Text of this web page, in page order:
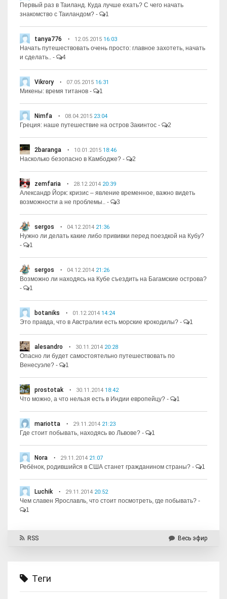
Первый раз в Таиланд. Куда лучше ехать? С чего начать
знакомство с Таиландом? - 1
tanya776 12.05.2015 16:03
Начать путешествовать очень просто: главное захотеть, начать
и сделать.. - 4
Vikrory 07.05.2015 16:31
Микены: время титанов - 1
Nimfa 08.04.2015 23:04
Греция: наше путешествие на остров Закинтос - 2
2baranga 10.01.2015 18:46
Насколько безопасно в Камбодже? - 2
zemfaria 28.12.2014 20:39
Александр Йорк: кризис – явление временное, важно видеть
возможности а не проблемы.. - 3
sergos 04.12.2014 21:36
Нужно ли делать какие либо прививки перед поездкой на Кубу?
-
1
sergos 04.12.2014 21:26
Возможно ли находясь на Кубе съездить на Багамские острова?
-
1
botaniks 01.12.2014 14:24
Это правда, что в Австралии есть морские крокодилы? - 1
alesandro 30.11.2014 20:28
Опасно ли будет самостоятельно путешествовать по
Венесуэле? - 1
prostotak 30.11.2014 18:42
Что можно, а что нельзя есть в Индии европейцу? - 1
mariotta 29.11.2014 21:23
Где стоит побывать, находясь во Львове? - 1
Nora 29.11.2014 21:07
Ребёнок, родившийся в США станет гражданином страны? - 1
Luchik 29.11.2014 20:52
Чем славен Ярославль, что стоит посмотреть, где побывать? -
1
RSS Весь эфир
Теги